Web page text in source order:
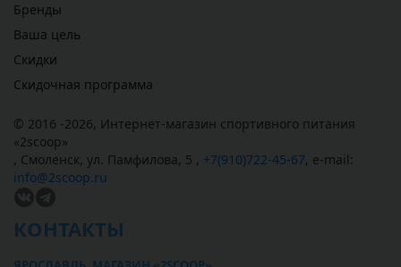
Бренды
Ваша цель
Скидки
Скидочная программа
© 2016 -2026, Интернет-магазин спортивного питания
«2scoop»
, Смоленск, ул. Памфилова, 5 , +7(910)722-45-67, e-mail:
info@2scoop.ru
КОНТАКТЫ